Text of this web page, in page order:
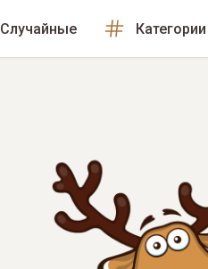
Случайные Категории